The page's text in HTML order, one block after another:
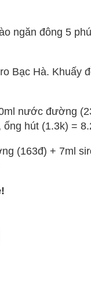
ngăn đông 5
Bạc Hà. Khuấy
nước đường
ống hút (1.3k) =
(163đ) + 7ml